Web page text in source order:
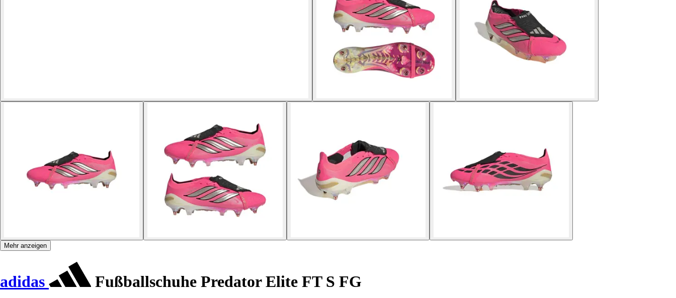
Mehr anzeigen
adidas Fußballschuhe Predator Elite FT S FG